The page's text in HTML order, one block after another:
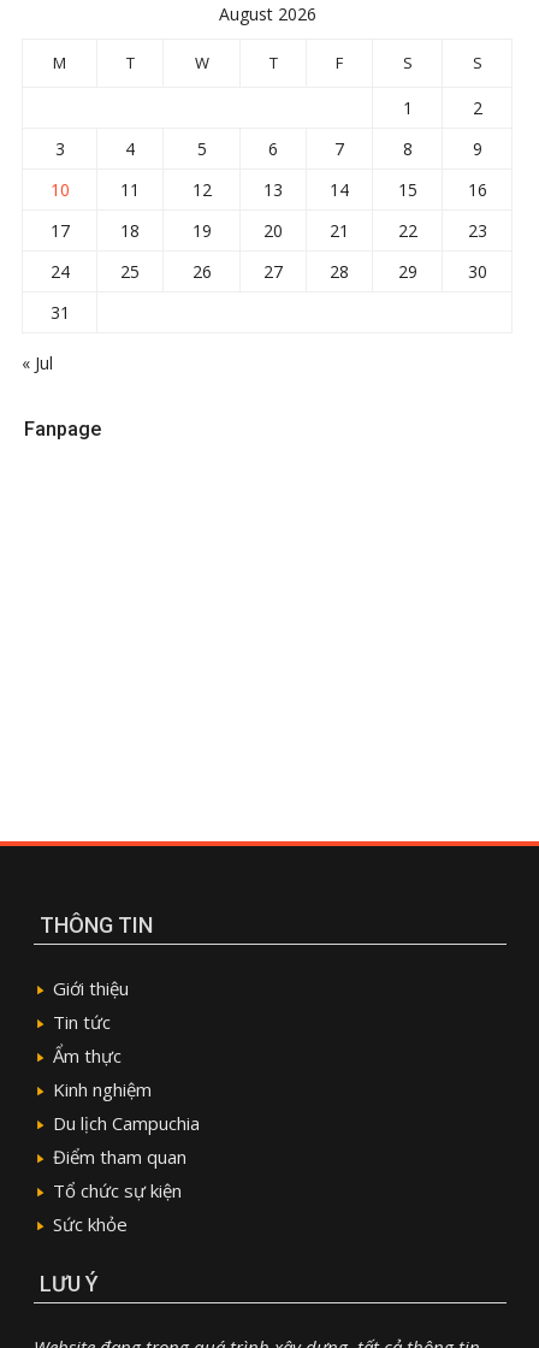
August 2026
M T W T F S S
1
2
3
4 5 6 7 8
9
10
11 12 13 14 15
16
17
18 19 20 21 22
23
24
25 26 27 28 29
30
31
« Jul
Fanpage
THÔNG TIN
Giới thiệu
Tin tức
Ẩm thực
Kinh nghiệm
Du lịch Campuchia
Điểm tham quan
Tổ chức sự kiện
Sức khỏe
LƯU Ý